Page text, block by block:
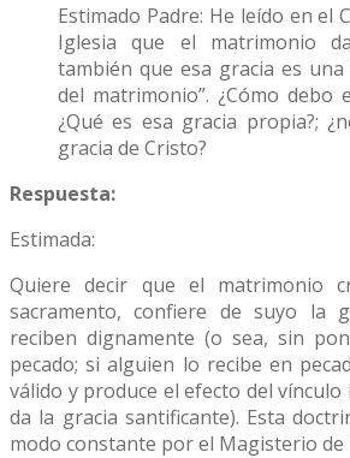
Estimado Padre: He leído en el
Iglesia que el matrimonio
también que esa gracia es una
del matrimonio”. ¿Cómo debo
¿Qué es esa gracia propia?;
gracia de Cristo?
Respuesta:
Estimada:
Quiere decir que el matrimonio
sacramento, confiere de suyo la
reciben dignamente (o sea, sin
pecado; si alguien lo recibe en
válido y produce el efecto del
da la gracia santificante). Esta
modo constante por el Magisterio de